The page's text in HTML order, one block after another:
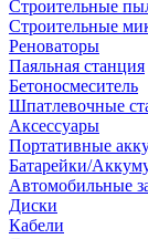
Строительные
Строительные
Реноваторы
Паяльная станция
Бетоносмеситель
Шпатлевочные
Аксессуары
Портативные
Батарейки/
Автомобильные
Диски
Кабели